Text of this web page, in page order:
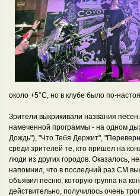
около +5°C, но в клубе было по-
Зрители выкрикивали названия
намеченной программы - на одном
Дождь"), "Что Тебя Держит",
среди зрителей те, кто пришел на
люди из других городов. Оказалось,
напомнил, что в последний раз СМ
объявил песню, которую группа на
действительно, получилось очень